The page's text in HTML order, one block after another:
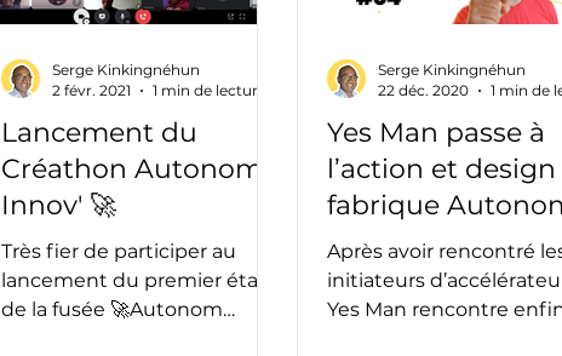
Culture Générale Droit Ecosystème
Etudes de marchés Financements Formations
Investisseurs Illustrations et sketchs
Lancement du
Créathon Autonom
Innov' 🚀
Très fier de participer au
lancement du premier étage
de la fusée 🚀Autonom
Serge Kinkingnéhun
2 févr. 2021
1 min de lecture
Yes Man passe à
l’action et design
fabrique
Innov’ 🤩
Après avoir rencontré
initiateurs
Yes Man rencontre
Serge Kinkingnéhun
22 déc. 2020